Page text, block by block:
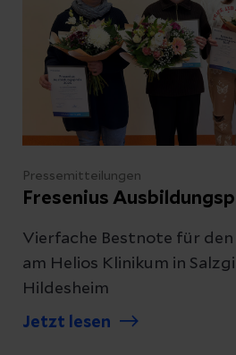
Pressemitteilungen
Fresenius
Vierfache Bestnote für
am Helios Klinikum in
Hildesheim
Jetzt lesen